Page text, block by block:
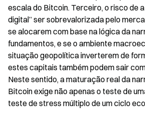
escala do Bitcoin. Terceiro, o risco de
digital” ser sobrevalorizada pelo
se alocarem com base na lógica da
fundamentos, e se o ambiente
situação geopolítica inverterem de
estes capitais também podem sair
Neste sentido, a maturação real da
Bitcoin exige não apenas o teste de
teste de stress múltiplo de um ciclo